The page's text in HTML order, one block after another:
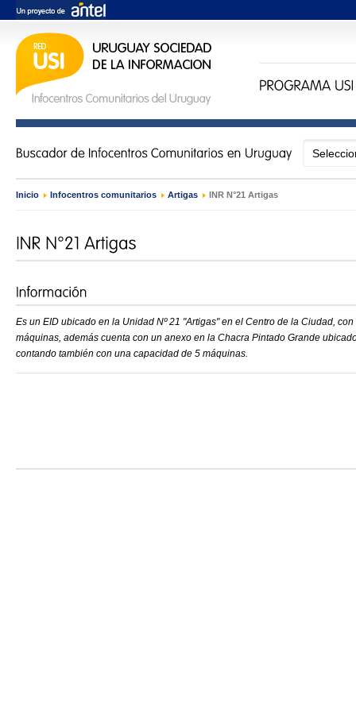
Inicio › Infocentros comunitarios › Artigas › INR N°21 Artigas
Es un EID ubicado en la Unidad Nº 21 "Artigas" en el Centro de la Ciudad,
máquinas, además cuenta con un anexo en la Chacra Pintado Grande
contando también con una capacidad de 5 máquinas.